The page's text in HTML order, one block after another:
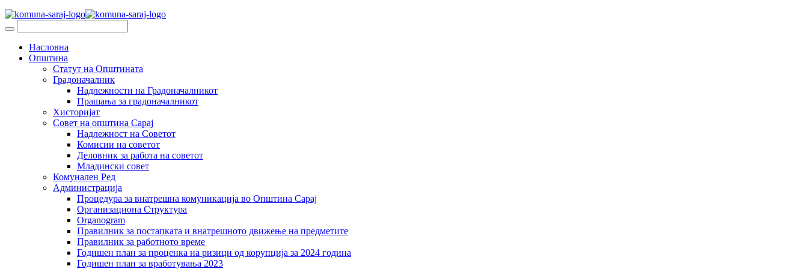
Насловна
Општина
Статут на Општината
Градоначалник
Надлежности на Градоначалникот
Прашања за градоначалникот
Хисторијат
Совет на општина Сарај
Надлежност на Советот
Комисии на советот
Деловник за работа на советот
Младински совет
Комунален Ред
Администрација
Процедура за внатрешна комуникација во Општина Сарај
Организациона Структура
Organogram
Правилник за постапката и внатрешното движење на предметите
Правилник за работното време
Годишен план за проценка на ризици од корупција за 2024 година
Годишен план за вработувања 2023